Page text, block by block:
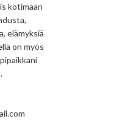
kotimaan
elämyksiä
on myös